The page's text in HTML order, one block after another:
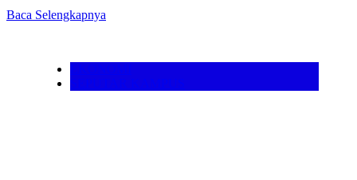
Baca Selengkapnya